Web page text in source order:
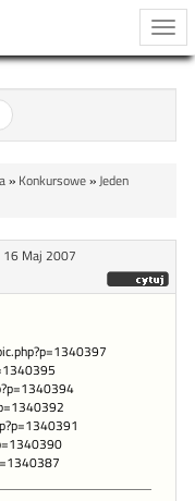
» Konkursowe»Jeden
16 Maj 2007